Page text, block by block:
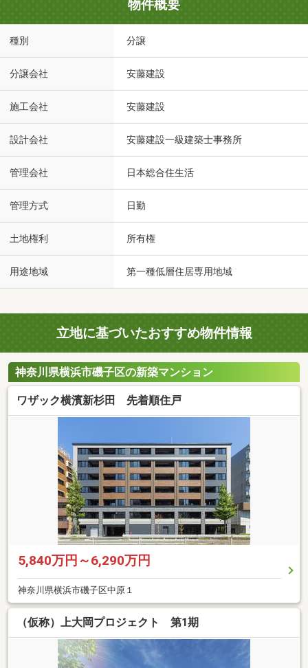
物件概要
種別 分譲
分譲会社 安藤建設
施工会社 安藤建設
設計会社 安藤建設一級建築士事務所
管理会社 日本総合住生活
管理方式 日勤
土地権利 所有権
用途地域 第一種低層住居専用地域
立地に基づいたおすすめ物件情報
神奈川県横浜市磯子区の新築マンション
ワザック横濱新杉田 先着順住戸
5,840万円～6,290万円
神奈川県横浜市磯子区中原１
（仮称）上大岡プロジェクト 第1期